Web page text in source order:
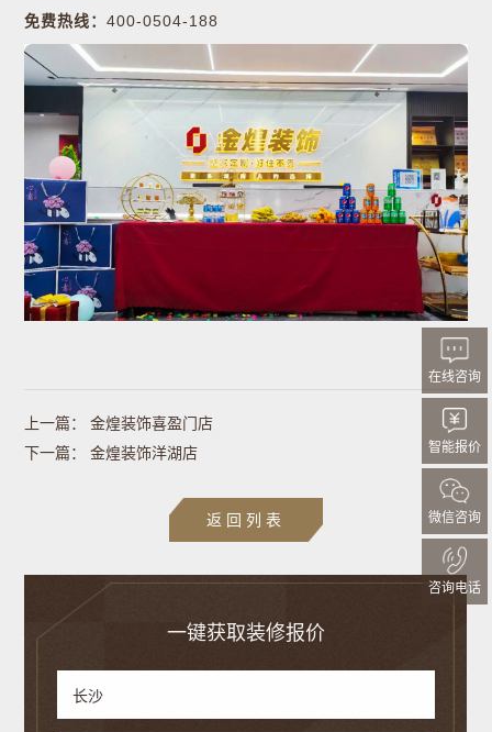
在线咨询
智能报价
微信咨询
咨询电话
免费热线：400-0504-188
上一篇：
金煌装饰喜盈门店
下一篇：
金煌装饰洋湖店
返回列表
一键获取装修报价